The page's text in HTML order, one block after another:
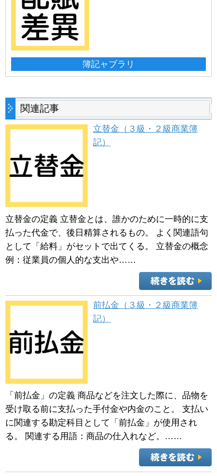
簿記ャブラリ
関連記事
立替金（３級・２級商業簿
記）
立替金の定義 立替金とは、誰かのために一時的に支
払った代金で、後日精算されるもの。 よく関連語句
として「給料」がセットで出てくる。 立替金の概念
例：従業員の個人的な支出や……
前払金（３級・２級商業簿
記）
「前払金」の定義 商品などを注文した際に、品物を
受け取る前に支払った手付金や内金のこと。 支払い
に関連する勘定科目として「前払金」が使用され
る。 関連する用語：商品の仕入れなど。……